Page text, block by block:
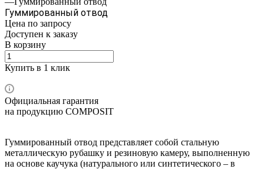
Гуммированный отвод
Цена по запросу
Доступен к заказу
В корзину
Купить в 1 клик
Официальная гарантия
на продукцию COMPOSIT
Гуммированный отвод представляет собой стальную
металлическую рубашку и резиновую камеру, выполненную
на основе каучука (натурального или синтетического – в